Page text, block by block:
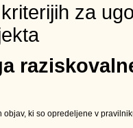
za
ki so opredeljene v